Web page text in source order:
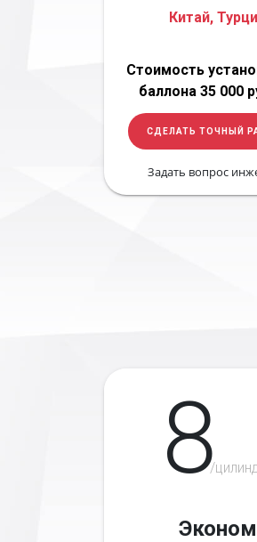
Китай,
Стоимость
баллона 35 000
СДЕЛАТЬ ТОЧНЫЙ
Задать вопрос
8/
Эконом